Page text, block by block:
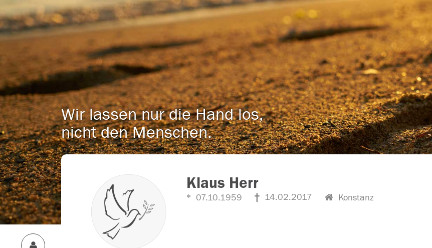
Wir lassen nur die Hand los,
nicht den Menschen.
Klaus Herr
07.10.1959 14.02.2017 Konstanz